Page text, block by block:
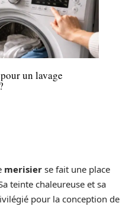
un lavage
merisier se fait une place
teinte chaleureuse et sa
pour la conception de